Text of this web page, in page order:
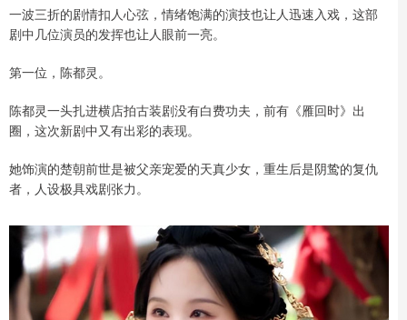
一波三折的剧情扣人心弦，情绪饱满的演技也让人迅速入戏，这部
剧中几位演员的发挥也让人眼前一亮。
第一位，陈都灵。
陈都灵一头扎进横店拍古装剧没有白费功夫，前有《雁回时》出
圈，这次新剧中又有出彩的表现。
她饰演的楚朝前世是被父亲宠爱的天真少女，重生后是阴鸷的复仇
者，人设极具戏剧张力。